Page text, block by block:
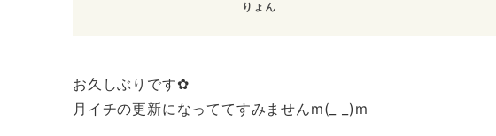
りょん
お久しぶりです‪✿‬
月イチの更新になっててすみませんm(_ _)m